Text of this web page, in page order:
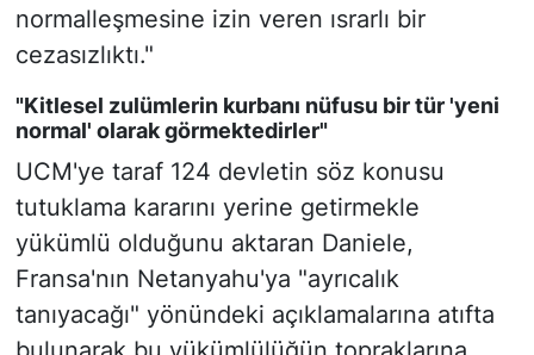
normalleşmesine izin veren ısrarlı bir
cezasızlıktı."
"Kitlesel zulümlerin kurbanı nüfusu bir tür 'yeni
normal' olarak görmektedirler"
UCM'ye taraf 124 devletin söz konusu
tutuklama kararını yerine getirmekle
yükümlü olduğunu aktaran Daniele,
Fransa'nın Netanyahu'ya "ayrıcalık
tanıyacağı" yönündeki açıklamalarına atıfta